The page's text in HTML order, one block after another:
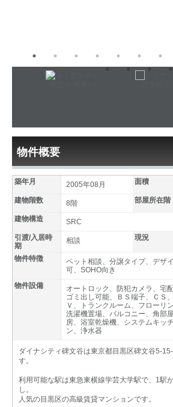
物件概要
築年月 2005年08月 面積
建物階数
8階 部屋所在階
建物構造
SRC
引渡/入居時
期
相談 現況
物件特徴
ペット相談、分譲タイプ、デザ
可、SOHO向き
物件設備
オートロック、防犯カメラ、宅
ゴミ出し可能、ＢＳ端子、ＣＳ
Ｖ、トランクルーム、フローリ
洗濯機置場、バルコニー、角部
房、浴室乾燥機、システムキッ
ン、浄水器
ダイナシティ碑文谷は東京都目黒区碑文谷5-
す。
利用可能な駅は東急東横線学芸大学駅で、1駅
し。
人気の目黒区の高級賃貸マンションです。